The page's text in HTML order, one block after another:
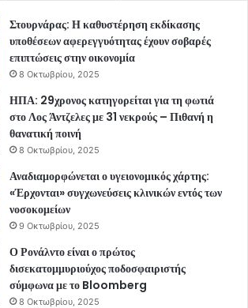
Στουρνάρας: Η καθυστέρηση εκδίκασης
υποθέσεων αφερεγγυότητας έχουν σοβαρές
επιπτώσεις στην οικονομία
8 Οκτωβρίου, 2025
ΗΠΑ: 29χρονος κατηγορείται για τη φωτιά
στο Λος Άντζελες με 31 νεκρούς – Πιθανή η
θανατική ποινή
8 Οκτωβρίου, 2025
Αναδιαμορφώνεται ο υγειονομικός χάρτης:
«Έρχονται» συγχωνεύσεις κλινικών εντός των
νοσοκομείων
9 Οκτωβρίου, 2025
Ο Ρονάλντο είναι ο πρώτος
δισεκατομμυριούχος ποδοσφαιριστής
σύμφωνα με το Bloomberg
8 Οκτωβρίου, 2025